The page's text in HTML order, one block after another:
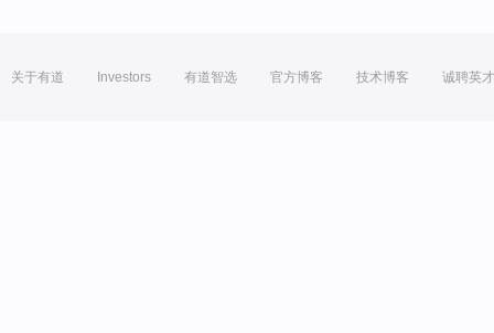
关于有道 Investors 有道智选 官方博客 技术博客 诚聘英才